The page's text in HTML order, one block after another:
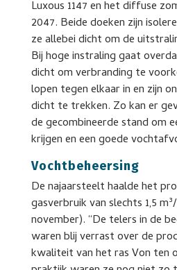
Luxous 1147 en het diffuse
2047. Beide doeken zijn
ze allebei dicht om de
Bij hoge instraling gaat
dicht om verbranding te
lopen tegen elkaar in en zijn
dicht te trekken. Zo kan er
de gecombineerde stand om
krijgen en een goede
Vochtbeheersing
De najaarsteelt haalde het
gasverbruik van slechts 1,5
november). “De telers in de
waren blij verrast over de
kwaliteit van het ras Von ten